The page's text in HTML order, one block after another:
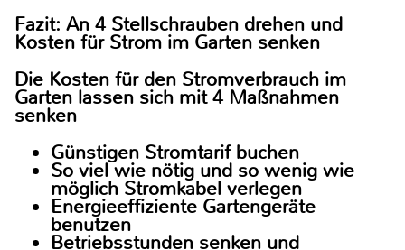
Fazit: An 4 Stellschrauben drehen und
Kosten für Strom im Garten senken
Die Kosten für den Stromverbrauch im
Garten lassen sich mit 4 Maßnahmen
senken
Günstigen Stromtarif buchen
So viel wie nötig und so wenig wie
möglich Stromkabel verlegen
Energieeffiziente Gartengeräte
benutzen
Betriebsstunden senken und